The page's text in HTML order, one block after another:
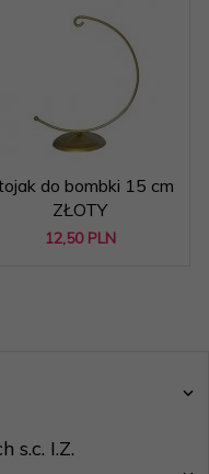
do bombki 15 cm
ZŁOTY
12,50 PLN
s.c. I.Z.